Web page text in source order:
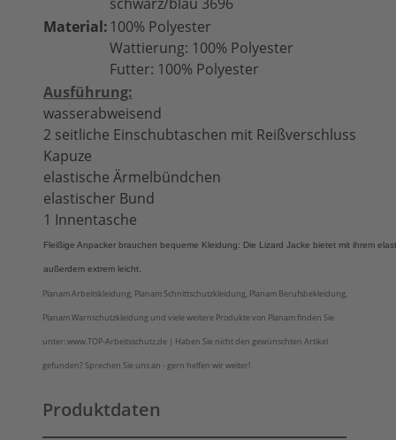
Material: 100% Polyester
Wattierung: 100% Polyester
Futter: 100% Polyester
Ausführung:
wasserabweisend
2 seitliche Einschubtaschen mit Reißverschluss
Kapuze
elastische Ärmelbündchen
elastischer Bund
1 Innentasche
Fleißige Anpacker brauchen bequeme Kleidung: Die Lizard Jacke bietet mit ihrem
außerdem extrem leicht.
Planam Arbeitskleidung, Planam Schnittschutzkleidung, Planam Berufsbekleidung,
Planam Warnschutzkleidung und viele weitere Produkte von Planam finden Sie
unter: www.TOP-Arbeitsschutz.de | Haben Sie nicht den gewünschten Artikel
gefunden? Sprechen Sie uns an - gern helfen wir weiter!
Produktdaten